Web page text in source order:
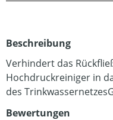
Beschreibung
Verhindert das
Hochdruckreiniger in
des
Bewertungen